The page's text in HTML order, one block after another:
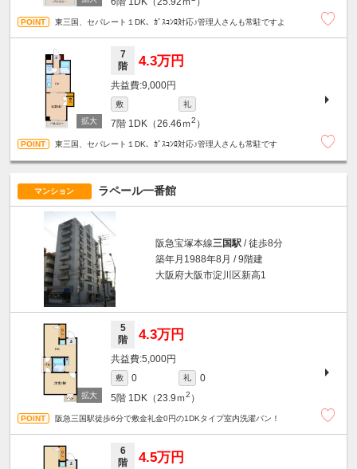
東三国、セパレート１DK、ｶﾞｽｺﾝﾛ対応♪管理人さんも常駐ですよ
7
階
4.3万円
9,000円
敷 礼
7階 1DK（26.46ｍ2 ）
東三国、セパレート１DK、ｶﾞｽｺﾝﾛ対応♪管理人さんも常駐です
マンション ラペール一番館
阪急宝塚本線三国駅 / 徒歩8分
築年月1988年8月 / 9階建
大阪府大阪市淀川区新高1
5
階
4.3万円
5,000円
敷 0 礼
0
5階 1DK（23.9ｍ2 ）
阪急三国駅徒歩6分で敷金礼金0円の1DKタイプ室内洗濯パン！
6
階
4.5万円